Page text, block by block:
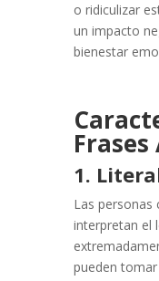
o ridiculizar
un impacto
bienestar
1.
Las personas
interpretan el
pueden